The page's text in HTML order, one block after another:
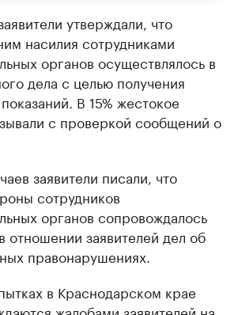
утверждали, что
насилия сотрудниками
органов осуществлялось в
дела с целью получения
В 15% жестокое
с проверкой сообщений о
заявители писали, что
сотрудников
органов сопровождалось
отношении заявителей дел об
правонарушениях.
в Краснодарском крае